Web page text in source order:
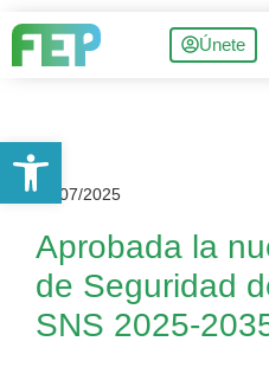
Únete
04/07/2025
Aprobada la
de Seguridad
SNS 2025-
Abrir barra de herramientas